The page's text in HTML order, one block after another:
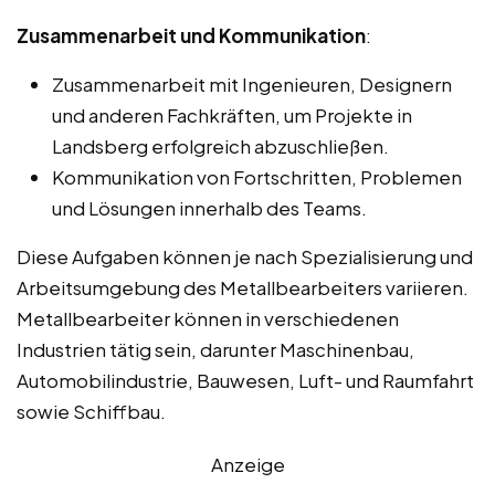
Zusammenarbeit und Kommunikation:
Zusammenarbeit mit Ingenieuren, Designern
und anderen Fachkräften, um Projekte in
Landsberg erfolgreich abzuschließen.
Kommunikation von Fortschritten, Problemen
und Lösungen innerhalb des Teams.
Diese Aufgaben können je nach Spezialisierung und
Arbeitsumgebung des Metallbearbeiters variieren.
Metallbearbeiter können in verschiedenen
Industrien tätig sein, darunter Maschinenbau,
Automobilindustrie, Bauwesen, Luft- und Raumfahrt
sowie Schiffbau.
Anzeige